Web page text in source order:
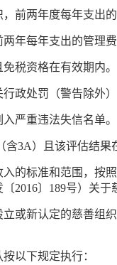
，前两年度每年支出
年每年支出的管理
税资格在有效期内。
行政处罚（警告除外
严重违法失信名单。
含3A）且该评估结
的标准和范围，按
2016〕189号）关
或新认定的慈善组
以下规定执行：